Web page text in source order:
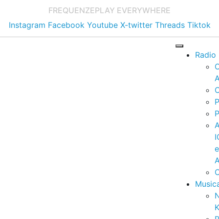
FREQUENZEPLAY EVERYWHERE
Instagram Facebook Youtube X-twitter Threads Tiktok
Radio
e